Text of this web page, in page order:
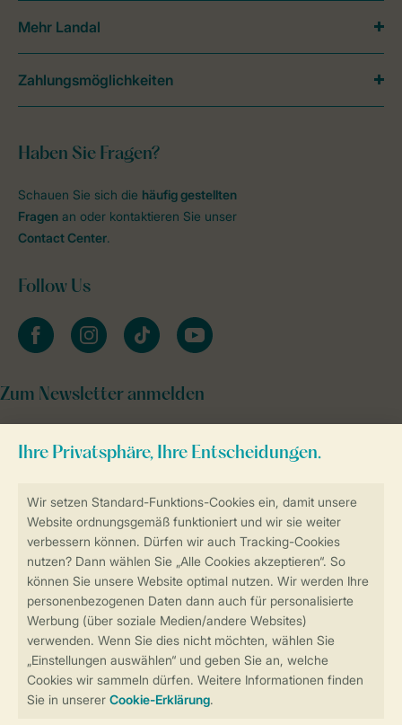
Sicherstellung Deiner Privatsphäre
Sicher und schnell zur Online-Buchung
Sichere Datenübertragung
Sicheres Bezahlen
Haben Sie Fragen?
Schauen Sie sich die häufig gestellten
Fragen an oder kontaktieren Sie unser
Contact Center.
Follow Us
facebookinstagramtiktok youtube
Zum Newsletter anmelden
Mehr Landal
Zahlungsmöglichkeiten